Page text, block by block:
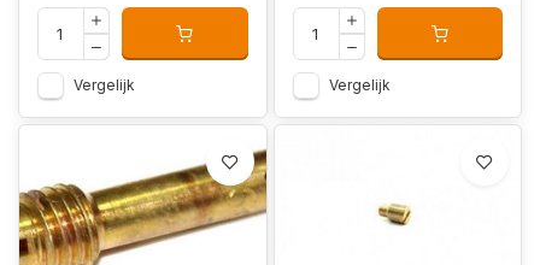
Vergelijk Vergelijk